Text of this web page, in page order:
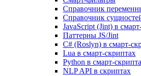
Справочник
Справочник
JavaScript (Jint) в
Паттерны JS/Jint
C# (Roslyn) в смарт-
Lua в смарт-скриптах
Python в смарт-
NLP API в скриптах